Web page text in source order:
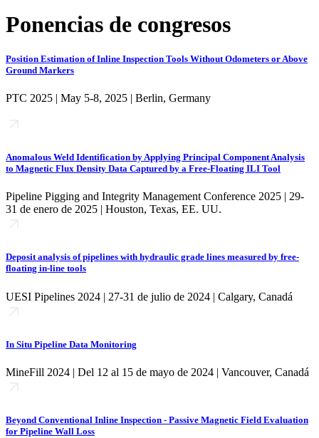
Ponencias de congresos
Position Estimation of Inline Inspection Tools Without Odometers or Above
Ground Markers
PTC 2025 | May 5-8, 2025 | Berlin, Germany
Anomalous Weld Identification by Applying Principal Component Analysis
to Magnetic Flux Density Data Captured by a Free-Floating ILI Tool
Pipeline Pigging and Integrity Management Conference 2025 | 29-
31 de enero de 2025 | Houston, Texas, EE. UU.
Deposit analysis of pipelines with hydraulic grade lines measured by free-
floating in-line tools
UESI Pipelines 2024 | 27-31 de julio de 2024 | Calgary, Canadá
In Situ Pipeline Data Monitoring
MineFill 2024 | Del 12 al 15 de mayo de 2024 | Vancouver, Canadá
Beyond Conventional Inline Inspection - Passive Magnetic Field Evaluation
for Pipeline Wall Loss